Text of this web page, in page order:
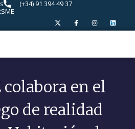
(+34) 91 394 49 37
colabora en el
de realidad